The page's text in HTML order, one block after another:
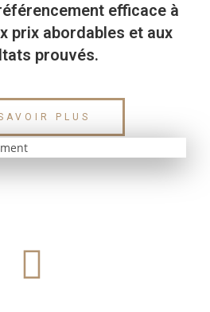
efficace à
prix abordables et aux
prouvés.
PLUS